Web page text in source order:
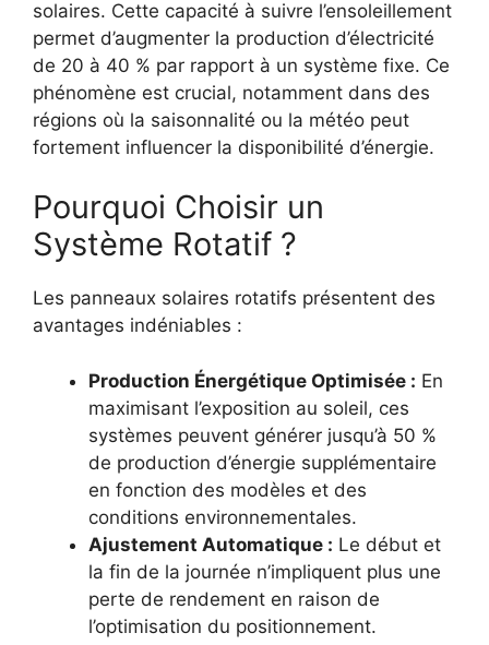
solaires. Cette capacité à suivre l’ensoleillement
permet d’augmenter la production d’électricité
de 20 à 40 % par rapport à un système fixe. Ce
phénomène est crucial, notamment dans des
régions où la saisonnalité ou la météo peut
fortement influencer la disponibilité d’énergie.
Pourquoi Choisir un
Système Rotatif ?
Les panneaux solaires rotatifs présentent des
avantages indéniables :
Production Énergétique Optimisée : En
maximisant l’exposition au soleil, ces
systèmes peuvent générer jusqu’à 50 %
de production d’énergie supplémentaire
en fonction des modèles et des
conditions environnementales.
Ajustement Automatique : Le début et
la fin de la journée n’impliquent plus une
perte de rendement en raison de
l’optimisation du positionnement.